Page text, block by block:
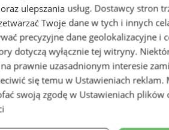
ulepszania usług. Dostawcy stron
Twoje dane w tych i innych
precyzyjne dane geolokalizacyjne i
dotyczą wyłącznie tej witryny.
prawnie uzasadnionym interesie
się temu w Ustawieniach reklam.
swoją zgodę w Ustawieniach plików